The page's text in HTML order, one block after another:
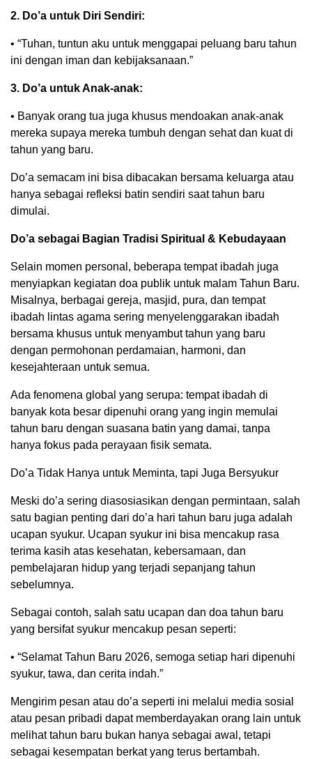
2. Do’a untuk Diri Sendiri:
• “Tuhan, tuntun aku untuk menggapai peluang baru tahun
ini dengan iman dan kebijaksanaan.”
3. Do’a untuk Anak-anak:
• Banyak orang tua juga khusus mendoakan anak-anak
mereka supaya mereka tumbuh dengan sehat dan kuat di
tahun yang baru.
Do’a semacam ini bisa dibacakan bersama keluarga atau
hanya sebagai refleksi batin sendiri saat tahun baru
dimulai.
Do’a sebagai Bagian Tradisi Spiritual & Kebudayaan
Selain momen personal, beberapa tempat ibadah juga
menyiapkan kegiatan doa publik untuk malam Tahun Baru.
Misalnya, berbagai gereja, masjid, pura, dan tempat
ibadah lintas agama sering menyelenggarakan ibadah
bersama khusus untuk menyambut tahun yang baru
dengan permohonan perdamaian, harmoni, dan
kesejahteraan untuk semua.
Ada fenomena global yang serupa: tempat ibadah di
banyak kota besar dipenuhi orang yang ingin memulai
tahun baru dengan suasana batin yang damai, tanpa
hanya fokus pada perayaan fisik semata.
Do’a Tidak Hanya untuk Meminta, tapi Juga Bersyukur
Meski do’a sering diasosiasikan dengan permintaan, salah
satu bagian penting dari do’a hari tahun baru juga adalah
ucapan syukur. Ucapan syukur ini bisa mencakup rasa
terima kasih atas kesehatan, kebersamaan, dan
pembelajaran hidup yang terjadi sepanjang tahun
sebelumnya.
Sebagai contoh, salah satu ucapan dan doa tahun baru
yang bersifat syukur mencakup pesan seperti:
• “Selamat Tahun Baru 2026, semoga setiap hari dipenuhi
syukur, tawa, dan cerita indah.”
Mengirim pesan atau do’a seperti ini melalui media sosial
atau pesan pribadi dapat memberdayakan orang lain untuk
melihat tahun baru bukan hanya sebagai awal, tetapi
sebagai kesempatan berkat yang terus bertambah.